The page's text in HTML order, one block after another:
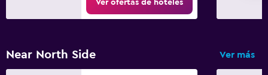
Ver ofertas de hoteles
Near North Side Ver más